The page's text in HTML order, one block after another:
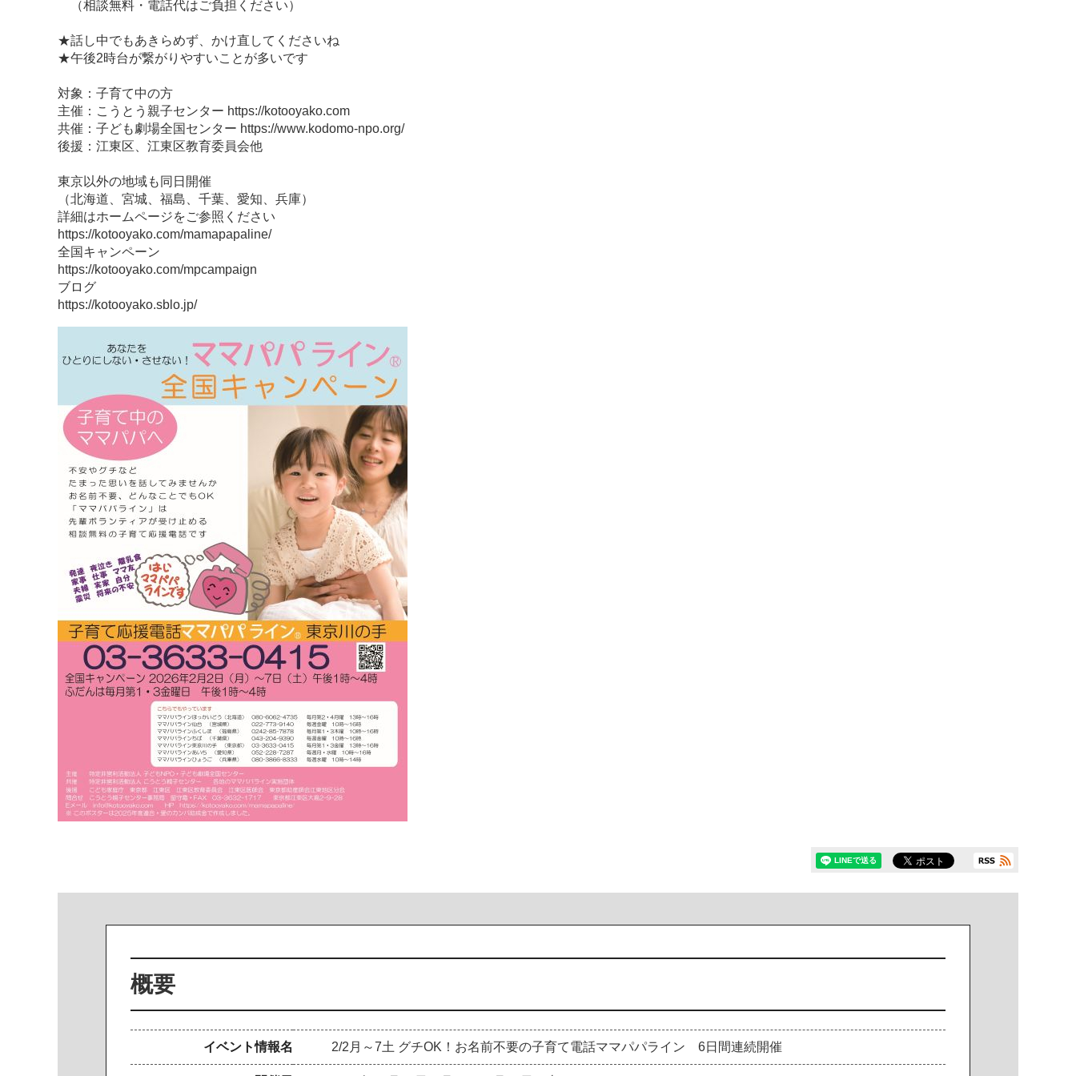
（相談無料・電話代はご負担ください）
★話し中でもあきらめず、かけ直してくださいね
★午後2時台が繋がりやすいことが多いです
対象：子育て中の方
主催：こうとう親子センター https://kotooyako.com
共催：子ども劇場全国センター https://www.kodomo-npo.org/
後援：江東区、江東区教育委員会他
東京以外の地域も同日開催
（北海道、宮城、福島、千葉、愛知、兵庫）
詳細はホームページをご参照ください
https://kotooyako.com/mamapapaline/
全国キャンペーン
https://kotooyako.com/mpcampaign
ブログ
https://kotooyako.sblo.jp/
概要
イベント情報名 2/2月～7土 グチOK！お名前不要の子育て電話ママパパライン 6日間連続開催